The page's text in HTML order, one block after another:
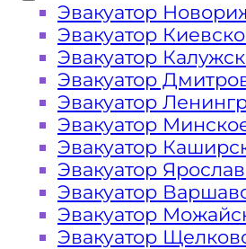
легковых
Эвакуатор
Эвакуатор
Эвакуатор
Эвакуатор
Эвакуатор
Эвакуатор
Эвакуатор
Эвакуатор
Эвакуатор
Эвакуатор
Эвакуатор